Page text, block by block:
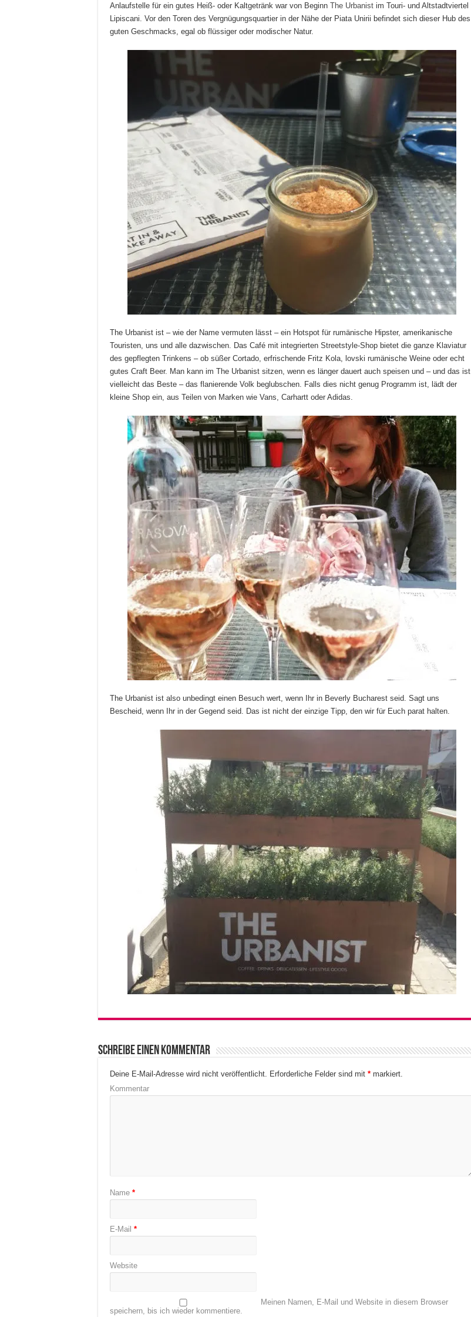
Anlaufstelle für ein gutes Heiß- oder Kaltgetränk war von Beginn The Urbanist im Touri- und Altstadtviertel
Lipiscani. Vor den Toren des Vergnügungsquartier in der Nähe der Piata Unirii befindet sich dieser Hub des
guten Geschmacks, egal ob flüssiger oder modischer Natur.
The Urbanist ist – wie der Name vermuten lässt – ein Hotspot für rumänische Hipster, amerikanische
Touristen, uns und alle dazwischen. Das Café mit integrierten Streetstyle-Shop bietet die ganze Klaviatur
des gepflegten Trinkens – ob süßer Cortado, erfrischende Fritz Kola, lovski rumänische Weine oder echt
gutes Craft Beer. Man kann im The Urbanist sitzen, wenn es länger dauert auch speisen und – und das ist
vielleicht das Beste – das flanierende Volk beglubschen. Falls dies nicht genug Programm ist, lädt der
kleine Shop ein, aus Teilen von Marken wie Vans, Carhartt oder Adidas.
The Urbanist ist also unbedingt einen Besuch wert, wenn Ihr in Beverly Bucharest seid. Sagt uns
Bescheid, wenn Ihr in der Gegend seid. Das ist nicht der einzige Tipp, den wir für Euch parat halten.
Schreibe einen Kommentar
Deine E-Mail-Adresse wird nicht veröffentlicht. Erforderliche Felder sind mit * markiert.
Kommentar
Name *
E-Mail *
Website
Meinen Namen, E-Mail und Website in diesem Browser
speichern, bis ich wieder kommentiere.